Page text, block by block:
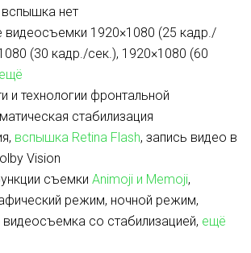
вспышка нет
видеосъемки 1920×1080 (25 кадр./
(30 кадр./сек.), 1920×1080 (60
ещё
и технологии фронтальной
стабилизация
вспышка Retina Flash, запись видео в
Vision
съемки Animoji и Memoji,
режим, ночной режим,
со стабилизацией, ещё